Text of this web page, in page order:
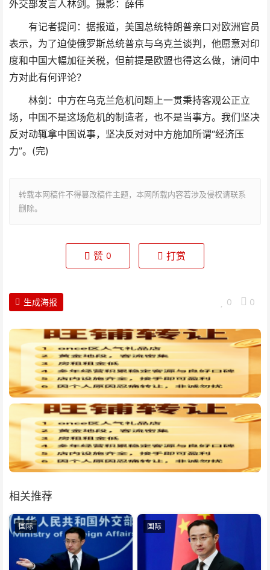
外交部发言人林剑。摄影：薛伟
有记者提问：据报道，美国总统特朗普亲口对欧洲官员
表示，为了迫使俄罗斯总统普京与乌克兰谈判，他愿意对印
度和中国大幅加征关税，但前提是欧盟也得这么做，请问中
方对此有何评论？
林剑：中方在乌克兰危机问题上一贯秉持客观公正立
场，中国不是这场危机的制造者，也不是当事方。我们坚决
反对动辄拿中国说事，坚决反对对中方施加所谓“经济压
力”。(完)
转载本网稿件不得篡改稿件主题，本网所载内容若涉及侵权请联系
删除。
赞 0 打赏
0 0
生成海报
相关推荐
国际 国际